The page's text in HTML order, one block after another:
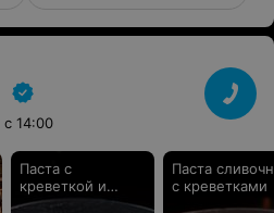
с 14:00
Паста с
креветкой и
вонголе
Паста
с креветками